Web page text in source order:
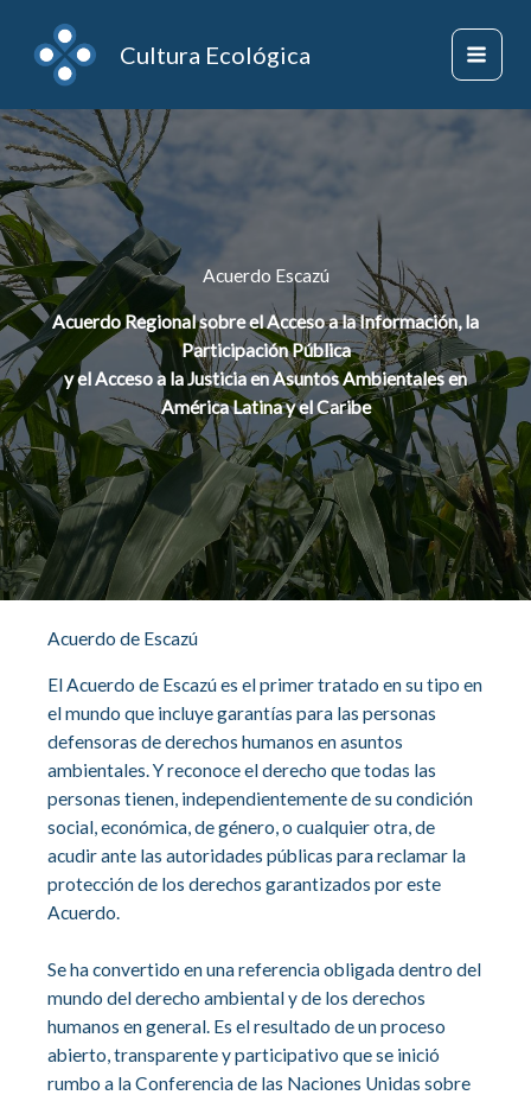
contenido
Cultura Ecológica
Acuerdo Escazú
Acuerdo Regional sobre el Acceso a la Información, la
Participación Pública
y el Acceso a la Justicia en Asuntos Ambientales en
América Latina y el Caribe
Acuerdo de Escazú
El Acuerdo de Escazú es el primer tratado en su tipo en
el mundo que incluye garantías para las personas
defensoras de derechos humanos en asuntos
ambientales. Y reconoce el derecho que todas las
personas tienen, independientemente de su condición
social, económica, de género, o cualquier otra, de
acudir ante las autoridades públicas para reclamar la
protección de los derechos garantizados por este
Acuerdo.
Se ha convertido en una referencia obligada dentro del
mundo del derecho ambiental y de los derechos
humanos en general. Es el resultado de un proceso
abierto, transparente y participativo que se inició
rumbo a la Conferencia de las Naciones Unidas sobre